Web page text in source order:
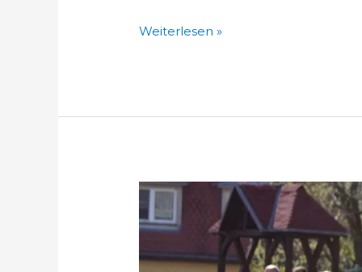
Weiterlesen »
Fan-
Umfrage
(3-
5